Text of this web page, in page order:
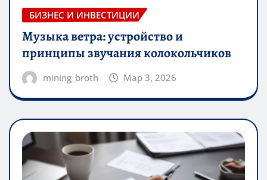
БИЗНЕС И ИНВЕСТИЦИИ
Музыка ветра: устройство и
принципы звучания колокольчиков
mining_broth Мар 3, 2026